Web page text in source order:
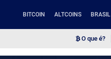
BITCOIN ALTCOINS BRASIL
O que é?